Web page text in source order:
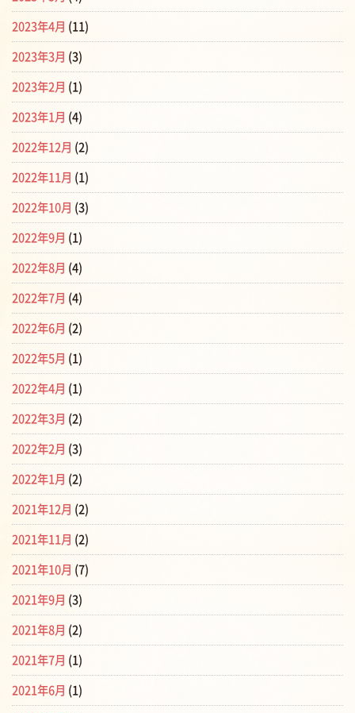
2023年4月 (11)
2023年3月 (3)
2023年2月 (1)
2023年1月 (4)
2022年12月 (2)
2022年11月 (1)
2022年10月 (3)
2022年9月 (1)
2022年8月 (4)
2022年7月 (4)
2022年6月 (2)
2022年5月 (1)
2022年4月 (1)
2022年3月 (2)
2022年2月 (3)
2022年1月 (2)
2021年12月 (2)
2021年11月 (2)
2021年10月 (7)
2021年9月 (3)
2021年8月 (2)
2021年7月 (1)
2021年6月 (1)